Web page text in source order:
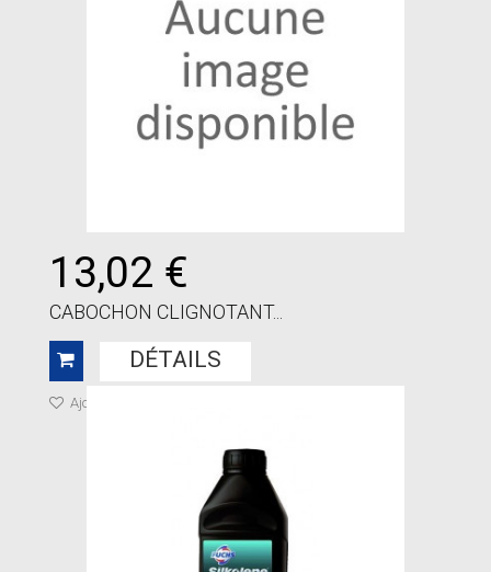
13,02 €
CABOCHON CLIGNOTANT...
DÉTAILS
Ajouter à ma liste de cadeaux